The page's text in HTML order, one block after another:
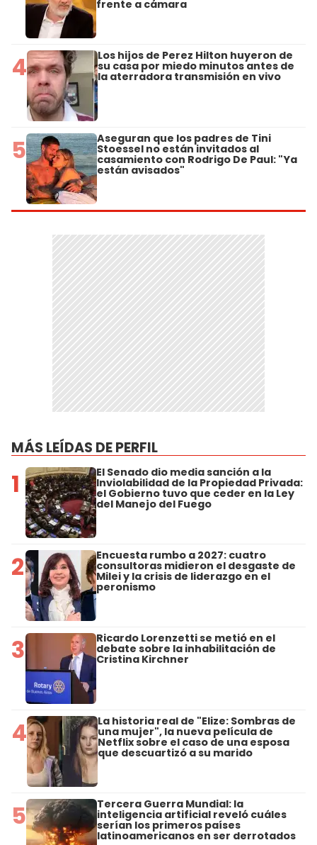
frente a cámara
4 Los hijos de Perez Hilton huyeron de
su casa por miedo minutos antes de
la aterradora transmisión en vivo
5 Aseguran que los padres de Tini
Stoessel no están invitados al
casamiento con Rodrigo De Paul: "Ya
están avisados"
MÁS LEÍDAS DE PERFIL
1 El Senado dio media sanción a la
Inviolabilidad de la Propiedad Privada:
el Gobierno tuvo que ceder en la Ley
del Manejo del Fuego
2 Encuesta rumbo a 2027: cuatro
consultoras midieron el desgaste de
Milei y la crisis de liderazgo en el
peronismo
3 Ricardo Lorenzetti se metió en el
debate sobre la inhabilitación de
Cristina Kirchner
4 La historia real de "Elize: Sombras de
una mujer", la nueva película de
Netflix sobre el caso de una esposa
que descuartizó a su marido
5 Tercera Guerra Mundial: la
inteligencia artificial reveló cuáles
serían los primeros países
latinoamericanos en ser derrotados